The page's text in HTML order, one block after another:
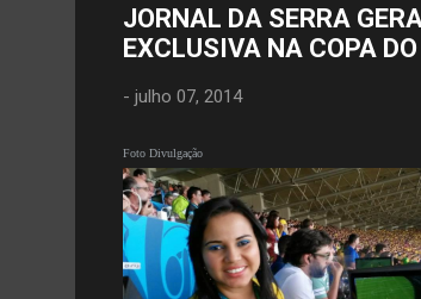
JORNAL DA SERRA
EXCLUSIVA NA COPA
- julho 07, 2014
Foto Divulgação